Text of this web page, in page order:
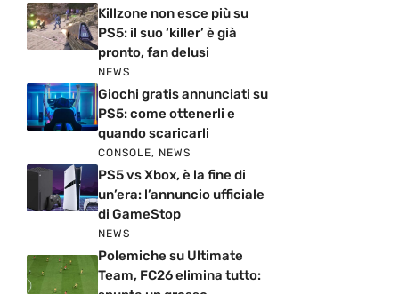
Killzone non esce più su
PS5: il suo ‘killer’ è già
pronto, fan delusi
NEWS
Giochi gratis annunciati su
PS5: come ottenerli e
quando scaricarli
CONSOLE, NEWS
PS5 vs Xbox, è la fine di
un’era: l’annuncio ufficiale
di GameStop
NEWS
Polemiche su Ultimate
Team, FC26 elimina tutto: